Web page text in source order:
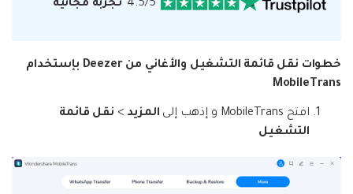
4.5/5 تجربة مجانية
خطوات نقل قائمة التشغيل والأغاني من Deezer بإستخدام
MobileTrans
افتح MobileTrans و إذهب إلى المزيد> نقل قائمة
التشغيل